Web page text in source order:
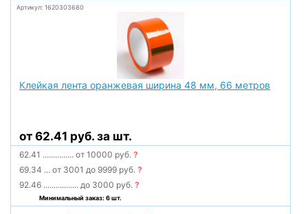
Артикул: 1620303680
Клейкая лента оранжевая ширина 48 мм, 66 метров
от 62.41 руб. за шт.
62.41 ............... от 10000 руб.?
69.34 ... от 3001 до 9999 руб.?
92.46 ................. до 3000 руб.?
Минимальный заказ: 6 шт.